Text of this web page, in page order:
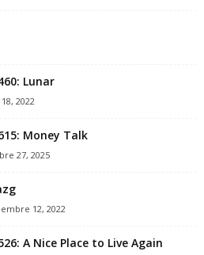
Lunar
2022
Money Talk
27, 2025
12, 2022
A Nice Place to Live Again